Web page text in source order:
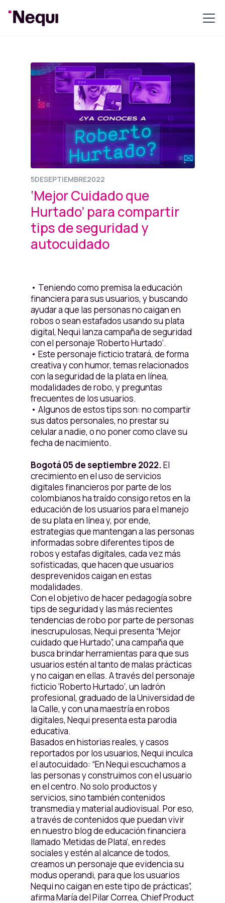
5DESEPTIEMBRE2022
‘Mejor Cuidado que
Hurtado’ para compartir
tips de seguridad y
autocuidado
• Teniendo como premisa la educación
financiera para sus usuarios, y buscando
ayudar a que las personas no caigan en
robos o sean estafados usando su plata
digital, Nequi lanza campaña de seguridad
con el personaje ‘Roberto Hurtado’.
• Este personaje ficticio tratará, de forma
creativa y con humor, temas relacionados
con la seguridad de la plata en línea,
modalidades de robo, y preguntas
frecuentes de los usuarios.
• Algunos de estos tips son: no compartir
sus datos personales, no prestar su
celular a nadie, o no poner como clave su
fecha de nacimiento.
Bogotá 05 de septiembre 2022.El
crecimiento en el uso de servicios
digitales financieros por parte de los
colombianos ha traído consigo retos en la
educación de los usuarios para el manejo
de su plata en línea y, por ende,
estrategias que mantengan a las personas
informadas sobre diferentes tipos de
robos y estafas digitales, cada vez más
sofisticadas, que hacen que usuarios
desprevenidos caigan en estas
modalidades.
Con el objetivo de hacer pedagogía sobre
tips de seguridad y las más recientes
tendencias de robo por parte de personas
inescrupulosas, Nequi presenta “Mejor
cuidado que Hurtado”, una campaña que
busca brindar herramientas para que sus
usuarios estén al tanto de malas prácticas
y no caigan en ellas. A través del personaje
ficticio ‘Roberto Hurtado’, un ladrón
profesional, graduado de la Universidad de
la Calle, y con una maestría en robos
digitales, Nequi presenta esta parodia
educativa.
Basados en historias reales, y casos
reportados por los usuarios, Nequi inculca
el autocuidado: “En Nequi escuchamos a
las personas y construimos con el usuario
en el centro. No solo productos y
servicios, sino también contenidos
transmedia y material audiovisual. Por eso,
a través de contenidos que puedan vivir
en nuestro blog de educación financiera
llamado ‘Metidas de Plata’, en redes
sociales y estén al alcance de todos,
creamos un personaje que evidencia su
modus operandi, para que los usuarios
Nequi no caigan en este tipo de prácticas”,
afirma María del Pilar Correa, Chief Product